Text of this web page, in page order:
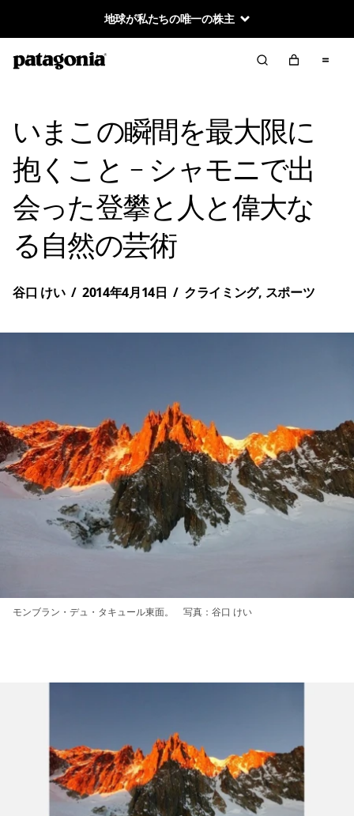
地球が私たちの唯一の株主
いまこの瞬間を最大限に
抱くこと – シャモニで出
会った登攀と人と偉大な
る自然の芸術
谷口 けい / 2014年4月14日 / クライミング, スポーツ
モンブラン・デュ・タキュール東面。 写真：谷口 けい